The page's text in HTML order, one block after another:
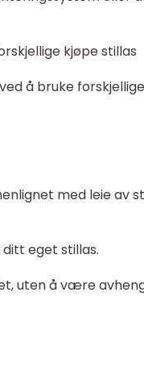
kjøpe stillas
å bruke
med leie av
eget stillas.
uten å være